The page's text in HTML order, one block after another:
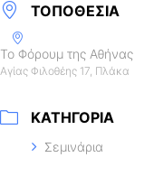
ΤΟΠΟΘΕΣΊΑ
Το Φόρουμ της Αθήνας
Αγίας Φιλοθέης 17, Πλάκα
ΚΑΤΗΓΟΡΊΑ
Σεμινάρια